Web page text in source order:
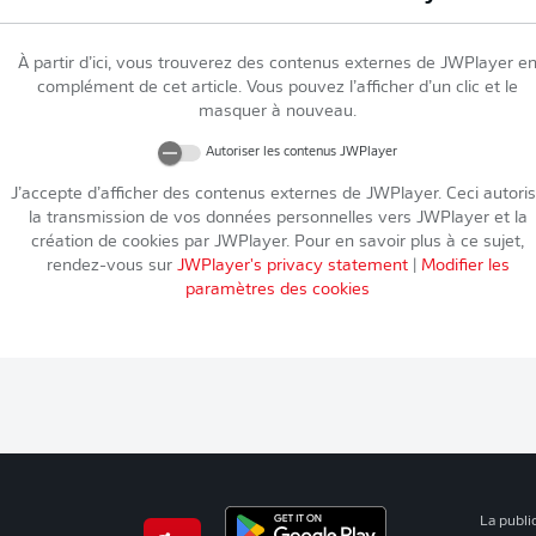
À partir d’ici, vous trouverez des contenus externes de JWPlayer en
complément de cet article. Vous pouvez l’afficher d’un clic et le
masquer à nouveau.
Autoriser les contenus JWPlayer
J’accepte d’afficher des contenus externes de JWPlayer. Ceci
la transmission de vos données personnelles vers JWPlayeret la
création de cookies par JWPlayer. Pour en savoir plus à ce sujet,
rendez-vous sur JWPlayer's privacy statement| Modifier les
paramètres des cookies
La